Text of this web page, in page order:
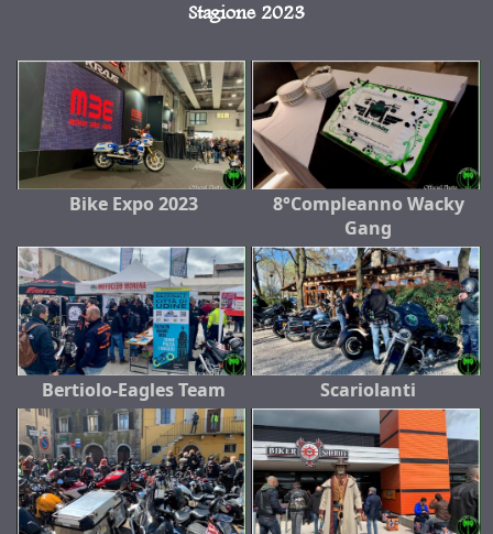
Stagione 2023
Bike Expo 2023
8°Compleanno Wacky
Gang
Bertiolo-Eagles Team Scariolanti